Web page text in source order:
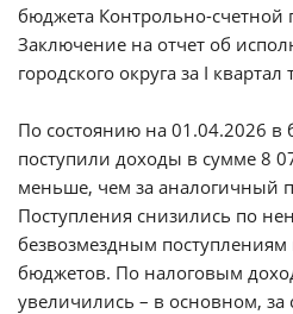
бюджета Контрольно-счетной
Заключение на отчет об
городского округа за I квартал
По состоянию на 01.04.2026
поступили доходы в сумме 8
меньше, чем за аналогичный
Поступления снизились по
безвозмездным
бюджетов. По налоговым
увеличились – в основном, за